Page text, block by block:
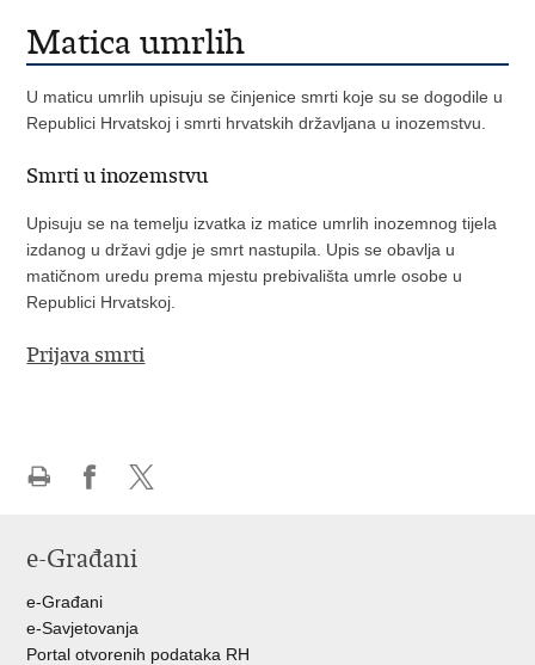
Matica umrlih
U maticu umrlih upisuju se činjenice smrti koje su se dogodile u
Republici Hrvatskoj i smrti hrvatskih državljana u inozemstvu.
Smrti u inozemstvu
Upisuju se na temelju izvatka iz matice umrlih inozemnog tijela
izdanog u državi gdje je smrt nastupila. Upis se obavlja u
matičnom uredu prema mjestu prebivališta umrle osobe u
Republici Hrvatskoj.
Prijava smrti
FacebookuTwitteru
e-Građani
e-Građani
e-Savjetovanja
Portal otvorenih podataka RH